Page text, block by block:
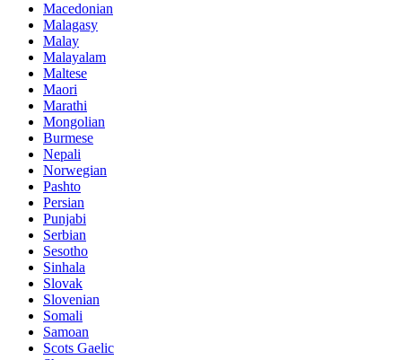
Macedonian
Malagasy
Malay
Malayalam
Maltese
Maori
Marathi
Mongolian
Burmese
Nepali
Norwegian
Pashto
Persian
Punjabi
Serbian
Sesotho
Sinhala
Slovak
Slovenian
Somali
Samoan
Scots Gaelic